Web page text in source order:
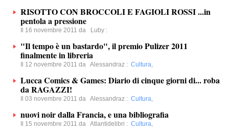
RISOTTO CON BROCCOLI E FAGIOLI ROSSI ...in
pentola a pressione
Il 16 novembre 2011 da Luby :
"Il tempo è un bastardo", il premio Pulizer 2011
finalmente in libreria
Il 12 novembre 2011 da Alessandraz : Cultura,
Lucca Comics & Games: Diario di cinque giorni di... roba
da RAGAZZI!
Il 03 novembre 2011 da Alessandraz : Cultura,
nuovi noir dalla Francia, e una bibliografia
Il 15 novembre 2011 da Atlantidelibri : Cultura,